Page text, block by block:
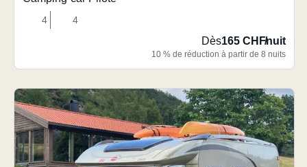
4 4
Dès165 CHF/nuit
10 % de réduction à partir de 8 nuits